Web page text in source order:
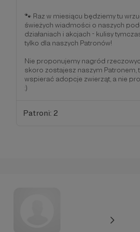
🐾 Raz w miesiącu będziemy tu
świeżych wiadmości o naszych
działaniach i akcjach - kulisy
tylko dla naszych Patronów!
Nie proponujemy nagród
skoro zostajesz naszym Patronem,
wspierać adopcje zwierząt, a nie
:)
Patroni: 2